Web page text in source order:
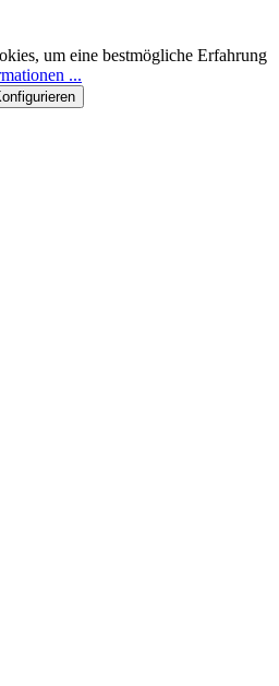
um eine bestmögliche Erfahrung
...